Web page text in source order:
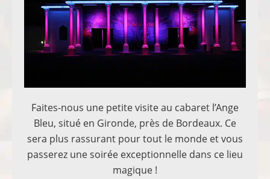
Faites-nous une petite visite au cabaret l’Ange
Bleu, situé en Gironde, près de Bordeaux. Ce
sera plus rassurant pour tout le monde et vous
passerez une soirée exceptionnelle dans ce lieu
magique !